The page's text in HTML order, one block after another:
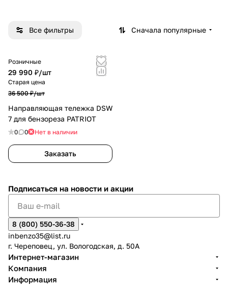
Все фильтры Сначала популярные
Розничные
29 990 ₽/шт
Старая цена
36 500 ₽/шт
Направляющая тележка DSW
7 для бензореза PATRIOT
0 0 Нет в наличии
Заказать
Подписаться на новости и акции
8 (800) 550-36-38
inbenzo35@list.ru
г. Череповец, ул. Вологодская, д. 50А
Интернет-магазин
Компания
Информация